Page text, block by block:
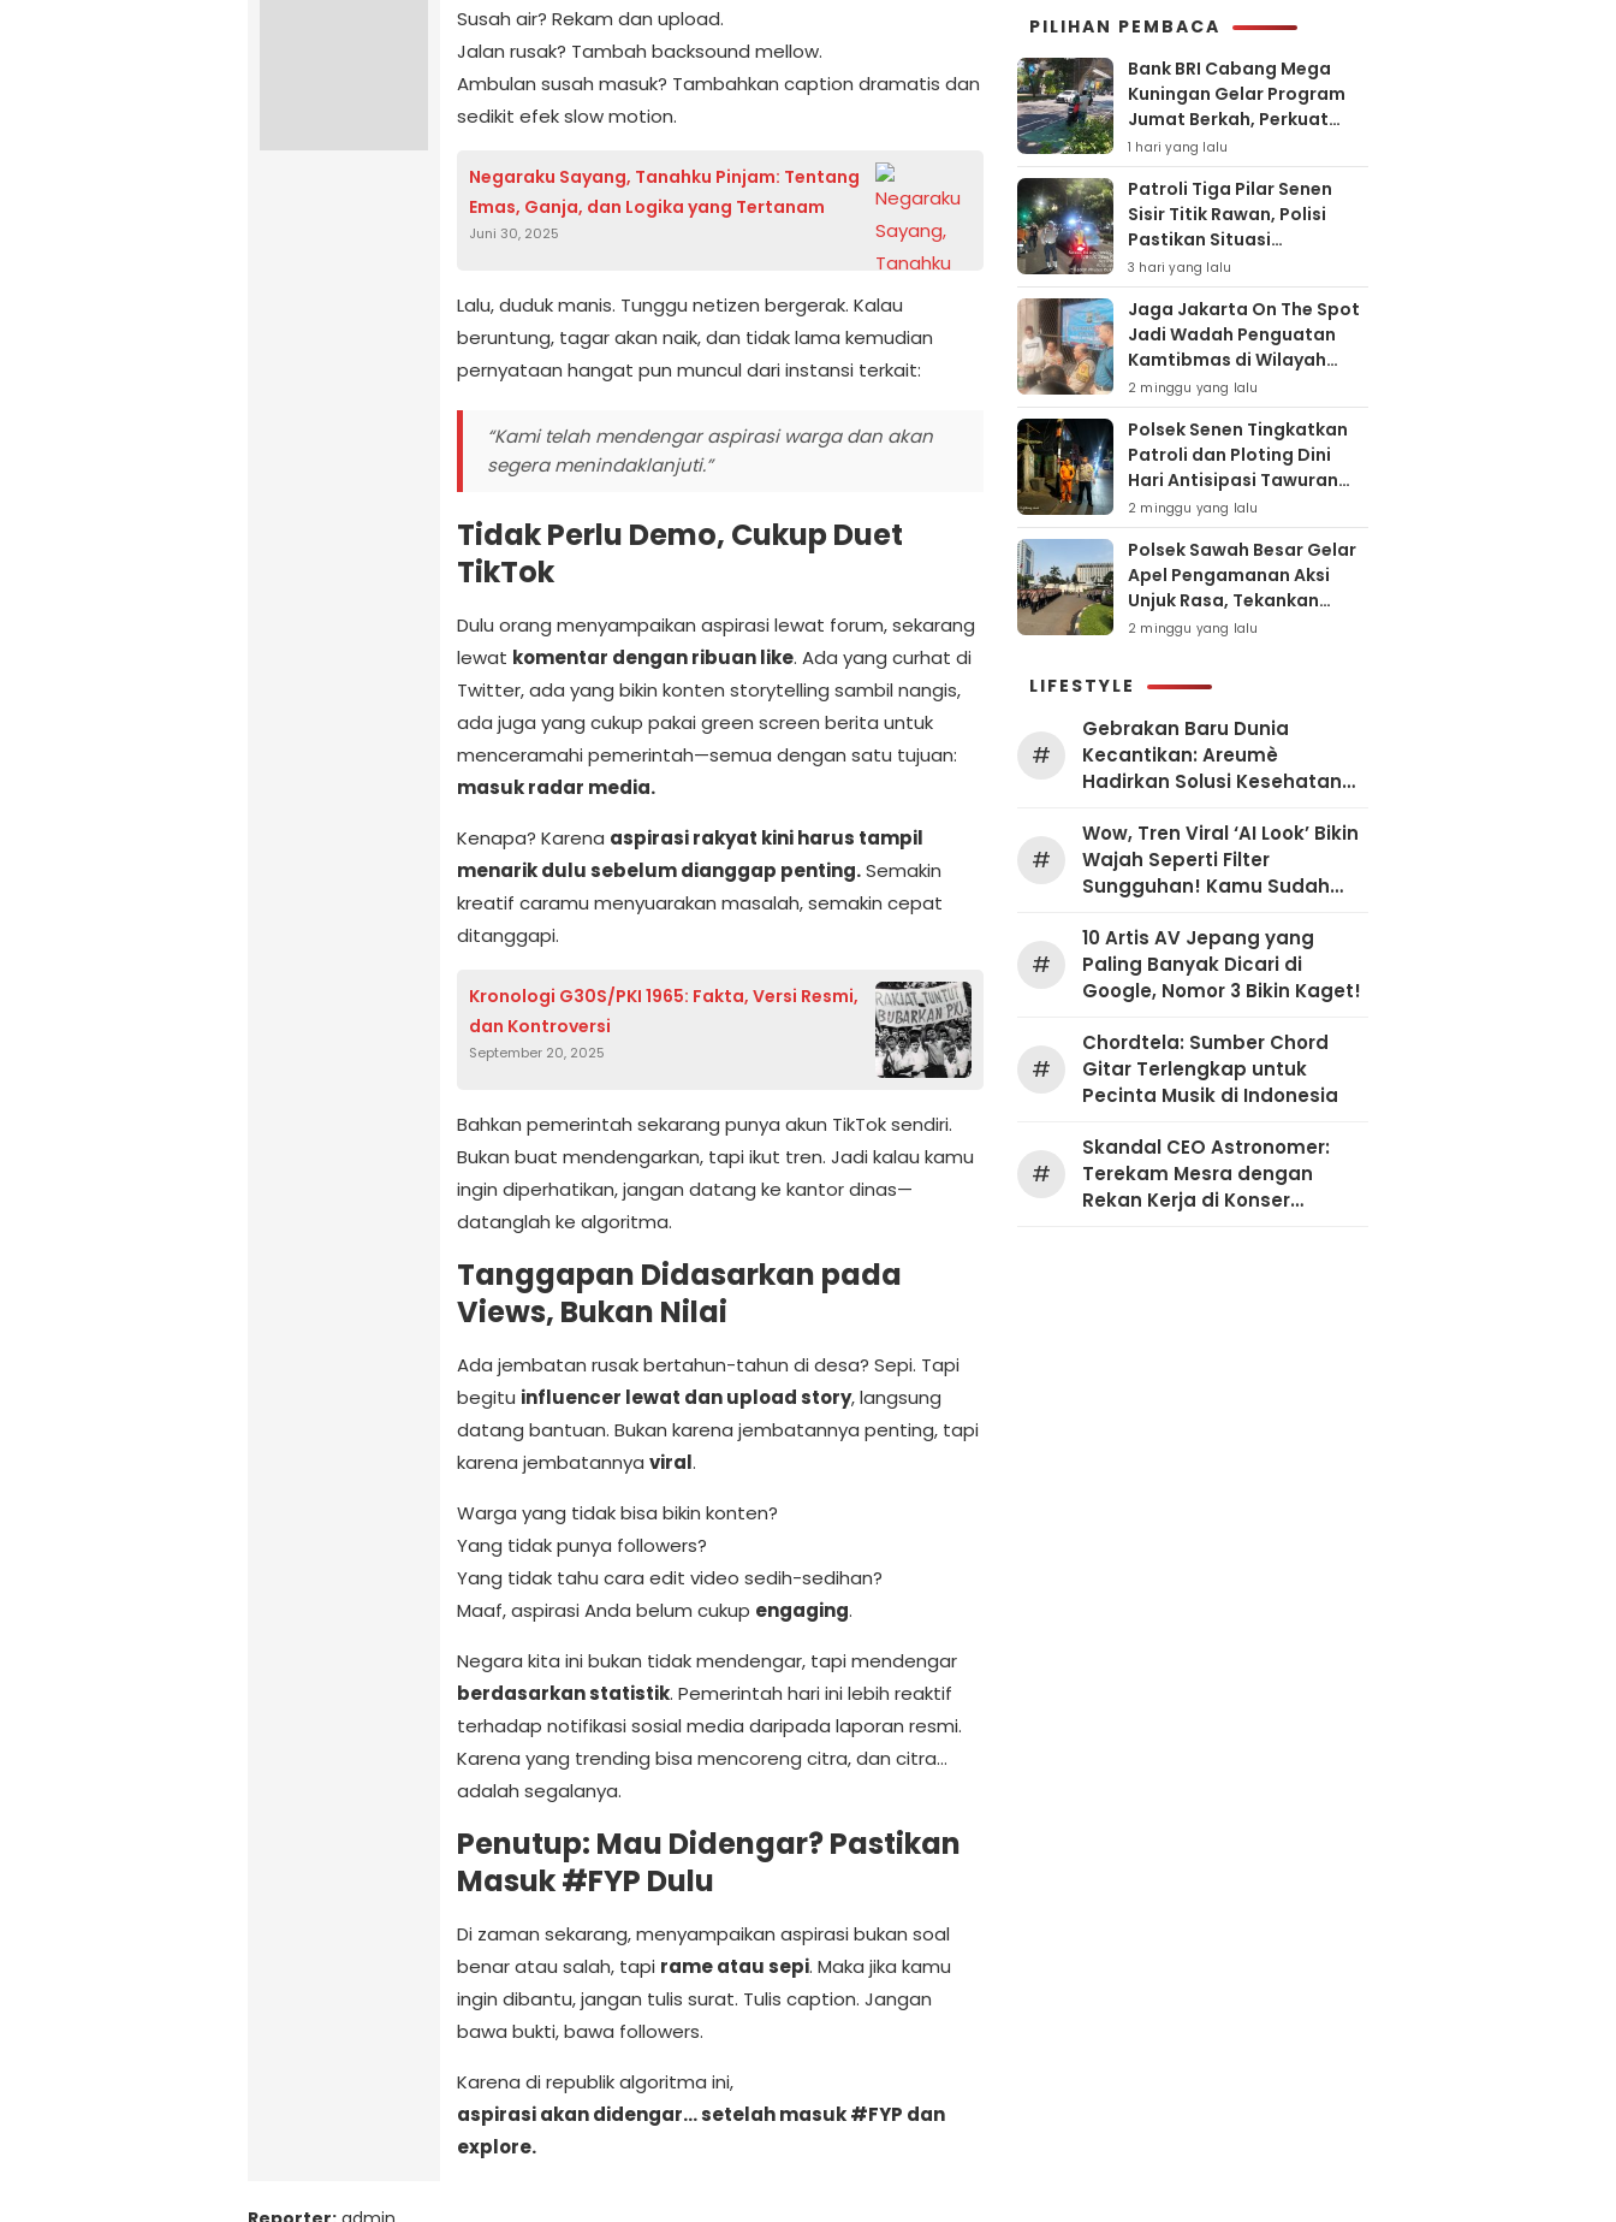
Susah air? Rekam dan upload.
Jalan rusak? Tambah backsound mellow.
Ambulan susah masuk? Tambahkan caption dramatis dan
sedikit efek slow motion.
Negaraku Sayang, Tanahku Pinjam: Tentang
Emas, Ganja, dan Logika yang Tertanam
Juni 30, 2025
Lalu, duduk manis. Tunggu netizen bergerak. Kalau
beruntung, tagar akan naik, dan tidak lama kemudian
pernyataan hangat pun muncul dari instansi terkait:
“Kami telah mendengar aspirasi warga dan akan
segera menindaklanjuti.”
Tidak Perlu Demo, Cukup Duet
TikTok
Dulu orang menyampaikan aspirasi lewat forum, sekarang
lewat komentar dengan ribuan like. Ada yang curhat di
Twitter, ada yang bikin konten storytelling sambil nangis,
ada juga yang cukup pakai green screen berita untuk
menceramahi pemerintah—semua dengan satu tujuan:
masuk radar media.
Kenapa? Karena aspirasi rakyat kini harus tampil
menarik dulu sebelum dianggap penting.Semakin
kreatif caramu menyuarakan masalah, semakin cepat
ditanggapi.
Kronologi G30S/PKI 1965: Fakta, Versi Resmi,
dan Kontroversi
September 20, 2025
Bahkan pemerintah sekarang punya akun TikTok sendiri.
Bukan buat mendengarkan, tapi ikut tren. Jadi kalau kamu
ingin diperhatikan, jangan datang ke kantor dinas—
datanglah ke algoritma.
Tanggapan Didasarkan pada
Views, Bukan Nilai
Ada jembatan rusak bertahun-tahun di desa? Sepi. Tapi
begitu influencer lewat dan upload story, langsung
datang bantuan. Bukan karena jembatannya penting, tapi
karena jembatannya viral.
Warga yang tidak bisa bikin konten?
Yang tidak punya followers?
Yang tidak tahu cara edit video sedih-sedihan?
Maaf, aspirasi Anda belum cukup engaging.
Negara kita ini bukan tidak mendengar, tapi mendengar
berdasarkan statistik. Pemerintah hari ini lebih reaktif
terhadap notifikasi sosial media daripada laporan resmi.
Karena yang trending bisa mencoreng citra, dan citra…
adalah segalanya.
Penutup: Mau Didengar? Pastikan
Masuk #FYP Dulu
Di zaman sekarang, menyampaikan aspirasi bukan soal
benar atau salah, tapi rame atau sepi. Maka jika kamu
ingin dibantu, jangan tulis surat. Tulis caption. Jangan
bawa bukti, bawa followers.
Karena di republik algoritma ini,
aspirasi akan didengar… setelah masuk #FYP dan
explore.
PILIHAN PEMBACA
Bank BRI Cabang Mega
Kuningan Gelar Program
Jumat Berkah, Perkuat
Komitmen untuk Saling
Berbagai
1 hari yang lalu
Patroli Tiga Pilar Senen
Sisir Titik Rawan, Polisi
Pastikan Situasi
Kamtibmas Kondusif
3 hari yang lalu
Jaga Jakarta On The Spot
Jadi Wadah Penguatan
Kamtibmas di Wilayah
Kampung Bali
2 minggu yang lalu
Polsek Senen Tingkatkan
Patroli dan Ploting Dini
Hari Antisipasi Tawuran
serta Gangguan
Kamtibmas
2 minggu yang lalu
Polsek Sawah Besar Gelar
Apel Pengamanan Aksi
Unjuk Rasa, Tekankan
Pelayanan Humanis dan
2 minggu yang lalu
LIFESTYLE
#
Gebrakan Baru Dunia
Kecantikan: Areumè
Hadirkan Solusi Kesehatan
#
Wow, Tren Viral ‘AI Look’ Bikin
Wajah Seperti Filter
Sungguhan! Kamu Sudah
#
10 Artis AV Jepang yang
Paling Banyak Dicari di
Google, Nomor 3 Bikin Kaget!
#
Chordtela: Sumber Chord
Gitar Terlengkap untuk
Pecinta Musik di Indonesia
#
Skandal CEO Astronomer:
Terekam Mesra dengan
Rekan Kerja di Konser